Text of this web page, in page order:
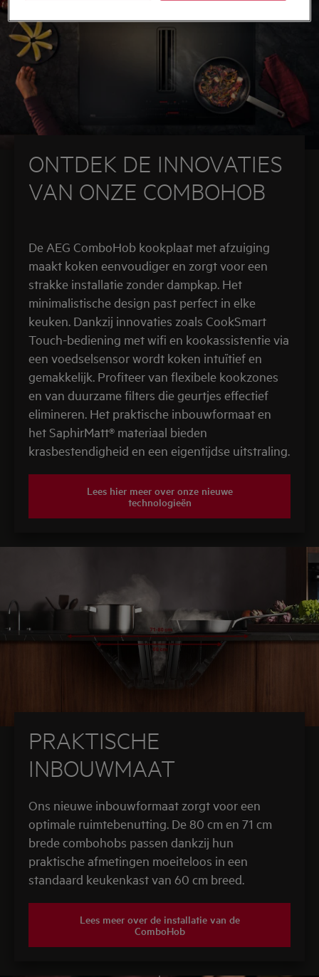
ONTDEK DE INNOVATIES
VAN ONZE COMBOHOB
De AEG ComboHob kookplaat met afzuiging
maakt koken eenvoudiger en zorgt voor een
strakke installatie zonder dampkap. Het
minimalistische design past perfect in elke
keuken. Dankzij innovaties zoals CookSmart
Touch-bediening met wifi en kookassistentie via
een voedselsensor wordt koken intuïtief en
gemakkelijk. Profiteer van flexibele kookzones
en van duurzame filters die geurtjes effectief
elimineren. Het praktische inbouwformaat en
het SaphirMatt® materiaal bieden
krasbestendigheid en een eigentijdse uitstraling.
Lees hier meer over onze nieuwe
technologieën
PRAKTISCHE
INBOUWMAAT
Ons nieuwe inbouwformaat zorgt voor een
optimale ruimtebenutting. De 80 cm en 71 cm
brede combohobs passen dankzij hun
praktische afmetingen moeiteloos in een
standaard keukenkast van 60 cm breed.
Lees meer over de installatie van de
ComboHob